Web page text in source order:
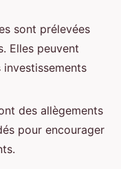
sont prélevées
Elles peuvent
des allègements
pour encourager